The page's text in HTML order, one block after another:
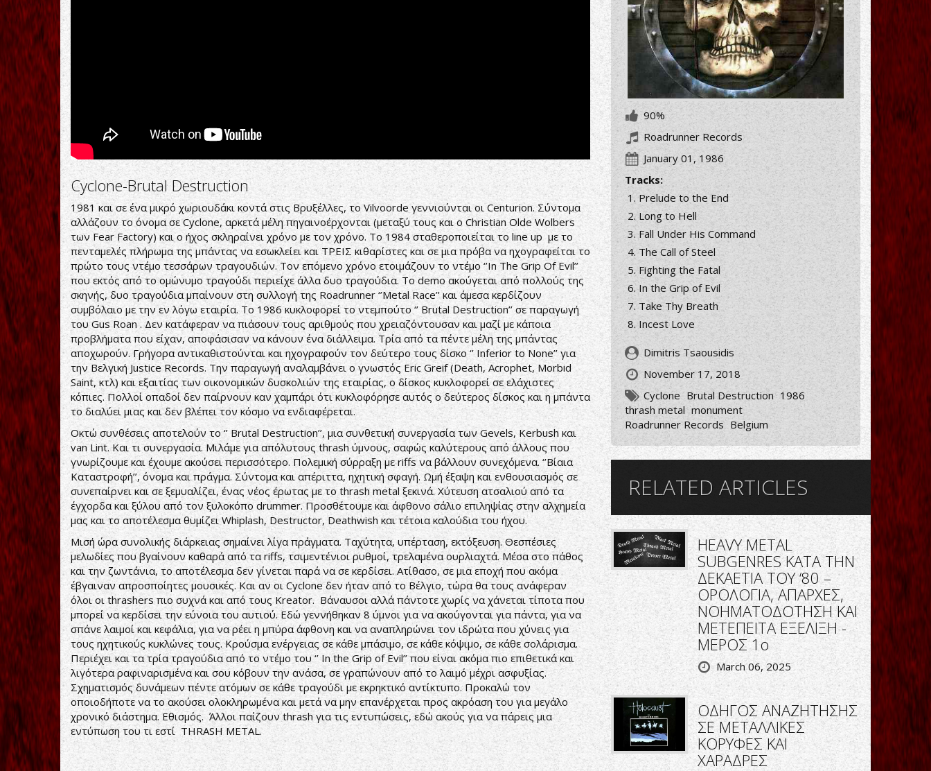
Cyclone-Brutal Destruction
1981 και σε ένα μικρό χωριουδάκι κοντά στις Βρυξέλλες, το Vilvoorde γεννιούνται οι Centurion. Σύντομα
αλλάζουν το όνομα σε Cyclone, αρκετά μέλη πηγαινοέρχονται (μεταξύ τους και ο Christian Olde Wolbers
των Fear Factory) και ο ήχος σκληραίνει χρόνο με τον χρόνο. Το 1984 σταθεροποιείται το line up με το
πενταμελές πλήρωμα της μπάντας να εσωκλείει και ΤΡΕΙΣ κιθαρίστες και σε μια πρόβα να ηχογραφείται το
πρώτο τους ντέμο τεσσάρων τραγουδιών. Τον επόμενο χρόνο ετοιμάζουν το ντέμο ‘’In The Grip Of Evil’’
που εκτός από το ομώνυμο τραγούδι περιείχε άλλα δυο τραγούδια. Το demo ακούγεται από πολλούς της
σκηνής, δυο τραγούδια μπαίνουν στη συλλογή της Roadrunner ‘’Metal Race’’ και άμεσα κερδίζουν
συμβόλαιο με την εν λόγω εταιρία. Το 1986 κυκλοφορεί το ντεμπούτο ‘’ Brutal Destruction’’ σε παραγωγή
του Gus Roan . Δεν κατάφεραν να πιάσουν τους αριθμούς που χρειαζόντουσαν και μαζί με κάποια
προβλήματα που είχαν, αποφάσισαν να κάνουν ένα διάλλειμα. Τρία από τα πέντε μέλη της μπάντας
αποχωρούν. Γρήγορα αντικαθιστούνται και ηχογραφούν τον δεύτερο τους δίσκο ‘’ Inferior to None’’ για
την Βελγική Justice Records. Την παραγωγή αναλαμβάνει ο γνωστός Eric Greif (Death, Acrophet, Morbid
Saint, κτλ) και εξαιτίας των οικονομικών δυσκολιών της εταιρίας, ο δίσκος κυκλοφορεί σε ελάχιστες
κόπιες. Πολλοί οπαδοί δεν παίρνουν καν χαμπάρι ότι κυκλοφόρησε αυτός ο δεύτερος δίσκος και η μπάντα
το διαλύει μιας και δεν βλέπει τον κόσμο να ενδιαφέρεται.
Οκτώ συνθέσεις αποτελούν το ‘’ Brutal Destruction’’, μια συνθετική συνεργασία των Gevels, Kerbush και
van Lint. Και τι συνεργασία. Μιλάμε για απόλυτους thrash ύμνους, σαφώς καλύτερους από άλλους που
γνωρίζουμε και έχουμε ακούσει περισσότερο. Πολεμική σύρραξη με riffs να βάλλουν συνεχόμενα. ‘’Βίαια
Καταστροφή’’, όνομα και πράγμα. Σύντομα και απέριττα, ηχητική σφαγή. Ωμή έξαψη και ενθουσιασμός σε
συνεπαίρνει και σε ξεμυαλίζει, ένας νέος έρωτας με το thrash metal ξεκινά. Χύτευση ατσαλιού από τα
έγχορδα και ξύλου από τον ξυλοκόπο drummer. Προσθέτουμε και άφθονο σάλιο επιληψίας στην αλχημεία
μας και το αποτέλεσμα θυμίζει Whiplash, Destructor, Deathwish και τέτοια καλούδια του ήχου.
Μισή ώρα συνολικής διάρκειας σημαίνει λίγα πράγματα. Ταχύτητα, υπέρταση, εκτόξευση. Θεσπέσιες
μελωδίες που βγαίνουν καθαρά από τα riffs, τσιμεντένιοι ρυθμοί, τρελαμένα ουρλιαχτά. Μέσα στο πάθος
και την ζωντάνια, το αποτέλεσμα δεν γίνεται παρά να σε κερδίσει. Ατίθασο, σε μια εποχή που ακόμα
έβγαιναν απροσποίητες μουσικές. Και αν οι Cyclone δεν ήταν από το Βέλγιο, τώρα θα τους ανάφεραν
όλοι οι thrashers πιο συχνά και από τους Kreator. Βάναυσοι αλλά πάντοτε χωρίς να χάνεται τίποτα που
μπορεί να κερδίσει την εύνοια του αυτιού. Εδώ γεννήθηκαν 8 ύμνοι για να ακούγονται για πάντα, για να
σπάνε λαιμοί και κεφάλια, για να ρέει η μπύρα άφθονη και να αναπληρώνει τον ιδρώτα που χύνεις για
τους ηχητικούς κυκλώνες τους. Κρούσμα ενέργειας σε κάθε μπάσιμο, σε κάθε κόψιμο, σε κάθε σολάρισμα.
Περιέχει και τα τρία τραγούδια από το ντέμο του ‘’ In the Grip of Evil’’ που είναι ακόμα πιο επιθετικά και
λιγότερα ραφιναρισμένα και σου κόβουν την ανάσα, σε γραπώνουν από το λαιμό μέχρι ασφυξίας.
Σχηματισμός δυνάμεων πέντε ατόμων σε κάθε τραγούδι με εκρηκτικό αντίκτυπο. Προκαλώ τον
οποιοδήποτε να το ακούσει ολοκληρωμένα και μετά να μην επανέρχεται προς ακρόαση του για μεγάλο
χρονικό διάστημα. Εθισμός. Άλλοι παίζουν thrash για τις εντυπώσεις, εδώ ακούς για να πάρεις μια
εντύπωση του τι εστί THRASH METAL.
90%
Roadrunner Records
January 01, 1986
Tracks:
Prelude to the End
Long to Hell
Fall Under His Command
The Call of Steel
Fighting the Fatal
In the Grip of Evil
Take Thy Breath
Incest Love
Dimitris Tsaousidis
November 17, 2018
Cyclone Brutal Destruction 1986
thrash metal monument
Roadrunner Records Belgium
RELATED ARTICLES
HEAVY METAL
SUBGENRES ΚΑΤΑ ΤΗΝ
ΔΕΚΑΕΤΙΑ ΤΟΥ ‘80 –
ΟΡΟΛΟΓΙΑ, ΑΠΑΡΧΕΣ,
ΝΟΗΜΑΤΟΔΟΤΗΣΗ ΚΑΙ
ΜΕΤΕΠΕΙΤΑ ΕΞΕΛΙΞΗ -
ΜΕΡΟΣ 1ο
March 06, 2025
ΟΔΗΓΟΣ ΑΝΑΖΗΤΗΣΗΣ
ΣΕ ΜΕΤΑΛΛΙΚΕΣ
ΚΟΡΥΦΕΣ ΚΑΙ
ΧΑΡΑΔΡΕΣ